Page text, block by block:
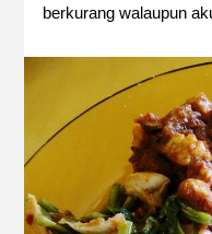
berkurang walaupun